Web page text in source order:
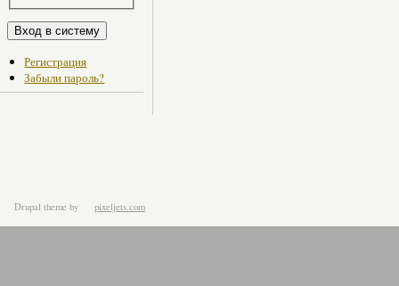
Регистрация
Забыли пароль?
Drupal theme by pixeljets.com